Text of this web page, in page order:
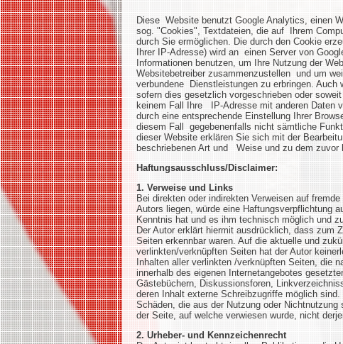
Diese Website benutzt Google Analytics, einen
sog. "Cookies", Textdateien, die auf Ihrem
durch Sie ermöglichen. Die durch den Cookie
Ihrer IP-Adresse) wird an einen Server von
Informationen benutzen, um Ihre Nutzung der
Websitebetreiber zusammenzustellen und um
verbundene Dienstleistungen zu erbringen.
sofern dies gesetzlich vorgeschrieben oder
keinem Fall Ihre IP-Adresse mit anderen Daten
durch eine entsprechende Einstellung Ihrer
diesem Fall gegebenenfalls nicht sämtliche
dieser Website erklären Sie sich mit der
beschriebenen Art und Weise und zu dem
Haftungsausschluss/Disclaimer:
1. Verweise und Links
Bei direkten oder indirekten Verweisen auf
Autors liegen, würde eine Haftungsverpflichtung
Kenntnis hat und es ihm technisch möglich und
Der Autor erklärt hiermit ausdrücklich, dass zum
Seiten erkennbar waren. Auf die aktuelle und
verlinkten/verknüpften Seiten hat der Autor
Inhalten aller verlinkten /verknüpften Seiten, die
innerhalb des eigenen Internetangebotes
Gästebüchern, Diskussionsforen,
deren Inhalt externe Schreibzugriffe möglich
Schäden, die aus der Nutzung oder
der Seite, auf welche verwiesen wurde, nicht
2. Urheber- und Kennzeichenrecht